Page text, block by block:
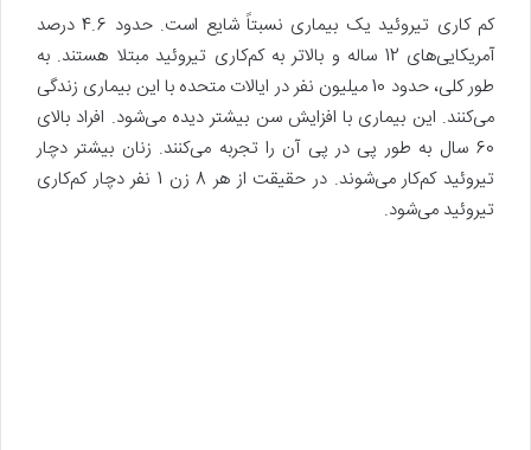
کم کاری تیروئید یک بیماری نسبتاً شایع است. حدود 4.6 درصد
آمریکایی‌های 12 ساله و بالاتر به کم‌کاری تیروئید مبتلا هستند. به
طور کلی، حدود 10 میلیون نفر در ایالات متحده با این بیماری زندگی
می‌کنند. این بیماری با افزایش سن بیشتر دیده می‌شود. افراد بالای
60 سال به طور پی در پی آن را تجربه می‌کنند. زنان بیشتر دچار
تیروئید کم‌کار می‌شوند. در حقیقت از هر 8 زن 1 نفر دچار کم‌کاری
تیروئید می‌شود.